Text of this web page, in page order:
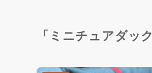
「ミニチュアダッ